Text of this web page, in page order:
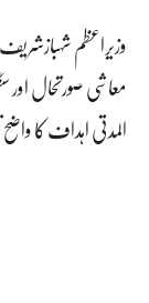
وزیراعظم
معاشی صورتحال اور
المدتی اہداف کا